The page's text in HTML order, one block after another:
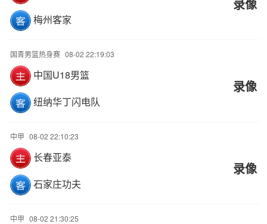
梅州客家
录像
国青男篮热身赛 08-02 22:19:03
中国U18男篮
纽纳华丁闪电队
录像
中甲 08-02 22:10:23
长春亚泰
石家庄功夫
录像
中甲 08-02 21:30:25